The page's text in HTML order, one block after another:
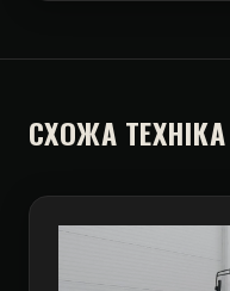
СХОЖА ТЕХНІКА